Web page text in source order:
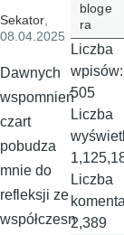
Sekator,
08.04.2025
Dawnych
wspomnień
czart
pobudza
mnie do
refleksji ze
współczesn
bloge
ra
Liczba
wpisów:
505
Liczba
Liczba
2,389